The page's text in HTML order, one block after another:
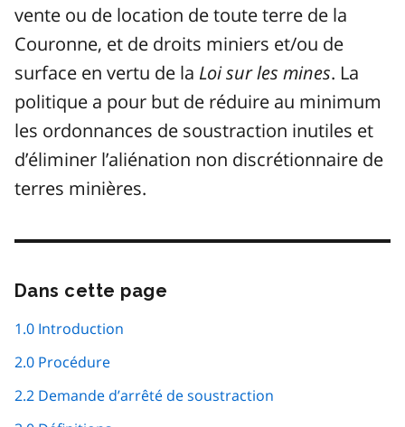
vente ou de location de toute terre de la
Couronne, et de droits miniers et/ou de
surface en vertu de la Loi sur les mines. La
politique a pour but de réduire au minimum
les ordonnances de soustraction inutiles et
d’éliminer l’aliénation non discrétionnaire de
terres minières.
Dans cette page
1.0 Introduction
2.0 Procédure
2.2 Demande d’arrêté de soustraction